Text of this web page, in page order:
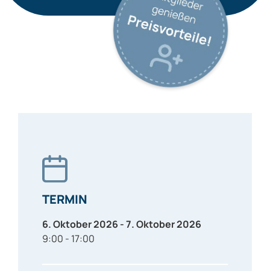
TERMIN
6. Oktober 2026 - 7. Oktober 2026
9:00 - 17:00